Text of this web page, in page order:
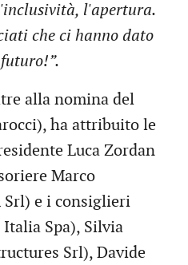
l'apertura.
che ci hanno dato
alla nomina del
ha attribuito le
Luca Zordan
Marco
Srl) e i consiglieri
Spa), Silvia
Srl), Davide